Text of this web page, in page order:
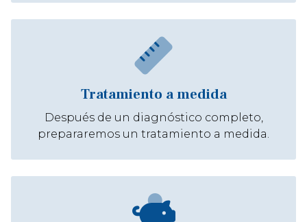
Tratamiento a medida
Después de un diagnóstico completo,
prepararemos un tratamiento a medida.